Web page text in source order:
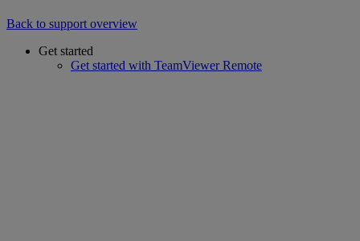
Back to support overview
Get started
Get started with TeamViewer Remote